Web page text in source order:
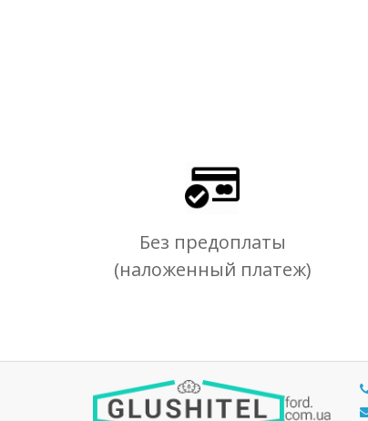
Без предоплаты
(наложенный платеж)